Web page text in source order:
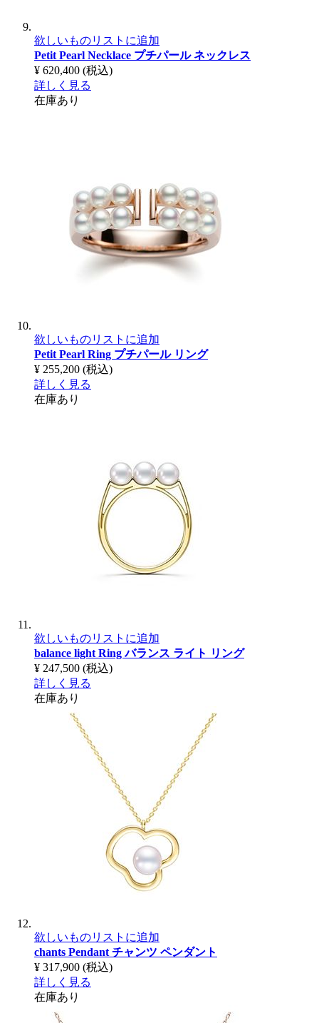
欲しいものリストに追加
Petit Pearl Necklace プチパール ネックレス
¥ 620,400 (税込)
詳しく見る
在庫あり
欲しいものリストに追加
Petit Pearl Ring プチパール リング
¥ 255,200 (税込)
詳しく見る
在庫あり
欲しいものリストに追加
balance light Ringバランス ライト リング
¥ 247,500 (税込)
詳しく見る
在庫あり
欲しいものリストに追加
chants Pendant チャンツ ペンダント
¥ 317,900 (税込)
詳しく見る
在庫あり